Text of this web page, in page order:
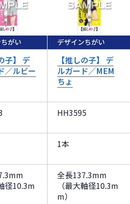
がい
子】 デ
／ルビー
径10.3m
デザインちがい
【推しの子】 デ
ルガード／MEM
ちょ
HH3595
1本
全長137.3mm
（最大軸径10.3m
m）